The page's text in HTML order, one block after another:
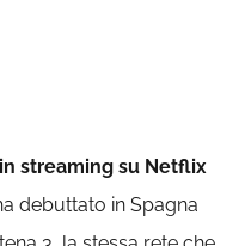
streaming su Netflix
debuttato in Spagna